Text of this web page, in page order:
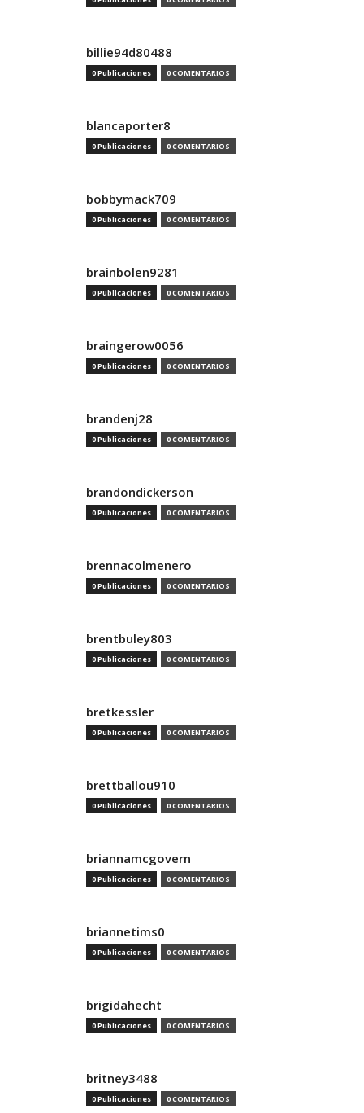
billie94d80488
0 Publicaciones 0 COMENTARIOS
blancaporter8
0 Publicaciones 0 COMENTARIOS
bobbymack709
0 Publicaciones 0 COMENTARIOS
brainbolen9281
0 Publicaciones 0 COMENTARIOS
braingerow0056
0 Publicaciones 0 COMENTARIOS
brandenj28
0 Publicaciones 0 COMENTARIOS
brandondickerson
0 Publicaciones 0 COMENTARIOS
brennacolmenero
0 Publicaciones 0 COMENTARIOS
brentbuley803
0 Publicaciones 0 COMENTARIOS
bretkessler
0 Publicaciones 0 COMENTARIOS
brettballou910
0 Publicaciones 0 COMENTARIOS
briannamcgovern
0 Publicaciones 0 COMENTARIOS
briannetims0
0 Publicaciones 0 COMENTARIOS
brigidahecht
0 Publicaciones 0 COMENTARIOS
britney3488
0 Publicaciones 0 COMENTARIOS